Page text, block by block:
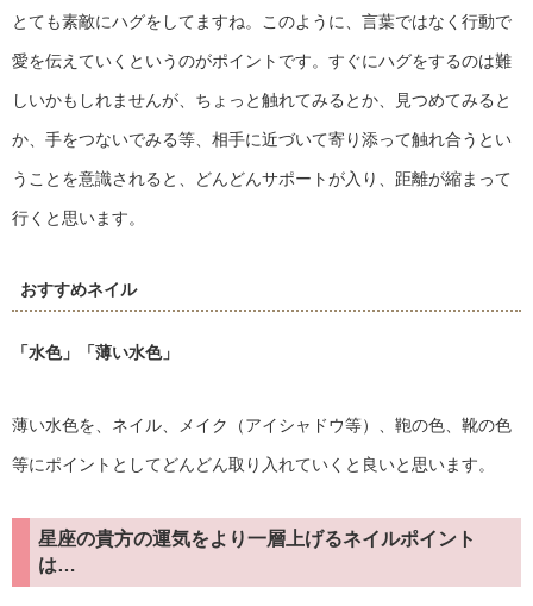
とても素敵にハグをしてますね。このように、言葉ではなく行動で
愛を伝えていくというのがポイントです。すぐにハグをするのは難
しいかもしれませんが、ちょっと触れてみるとか、見つめてみると
か、手をつないでみる等、相手に近づいて寄り添って触れ合うとい
うことを意識されると、どんどんサポートが入り、距離が縮まって
行くと思います。
おすすめネイル
「水色」 「薄い水色」
薄い水色を、ネイル、メイク（アイシャドウ等）、鞄の色、靴の色
等にポイントとしてどんどん取り入れていくと良いと思います。
星座の貴方の運気をより一層上げるネイルポイント
は…